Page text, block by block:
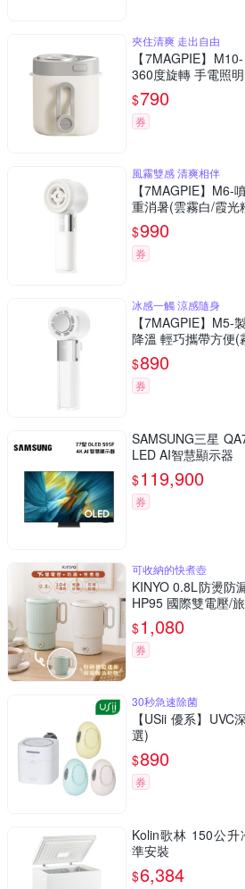
夾住清爽 走出自由
【7MAGPIE】
360度旋轉 手電照
$790
券
風霧雙感 清爽相伴
【7MAGPIE】M6-
重消暑(雲霧白/霞光
$990
券
冰感一觸 涼感隨身
【7MAGPIE】M5-
降溫 輕巧攜帶方便(
$890
券
SAMSUNG三星
LED AI智慧顯示器
$119,900
券
可收納的快煮壺
KINYO 0.8L防燙防
HP95 國際雙電壓/
$1,080
券
30秒急速除菌
【USii 優系】
選)
$890
券
Kolin歌林 150公升
準安裝
$6,384